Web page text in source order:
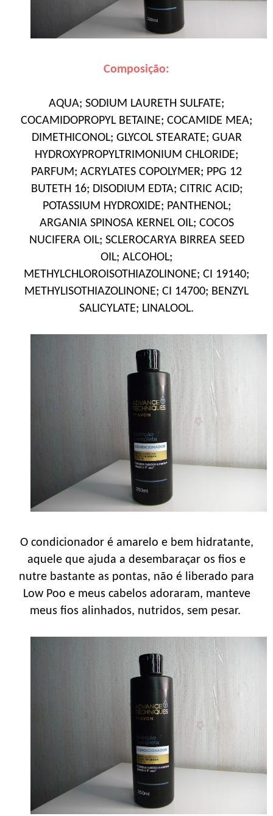
Composição:
AQUA; SODIUM LAURETH SULFATE;
COCAMIDOPROPYL BETAINE; COCAMIDE MEA;
DIMETHICONOL; GLYCOL STEARATE; GUAR
HYDROXYPROPYLTRIMONIUM CHLORIDE;
PARFUM; ACRYLATES COPOLYMER; PPG 12
BUTETH 16; DISODIUM EDTA; CITRIC ACID;
POTASSIUM HYDROXIDE; PANTHENOL;
ARGANIA SPINOSA KERNEL OIL; COCOS
NUCIFERA OIL; SCLEROCARYA BIRREA SEED
OIL; ALCOHOL;
METHYLCHLOROISOTHIAZOLINONE; CI 19140;
METHYLISOTHIAZOLINONE; CI 14700; BENZYL
SALICYLATE; LINALOOL.
O condicionador é amarelo e bem hidratante,
aquele que ajuda a desembaraçar os fios e
nutre bastante as pontas, não é liberado para
Low Poo e meus cabelos adoraram, manteve
meus fios alinhados, nutridos, sem pesar.